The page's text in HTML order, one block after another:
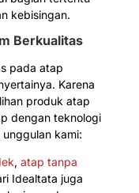
kebisingan.
Berkualitas
pada atap
Karena
produk atap
dengan teknologi
kami:
, atap tanpa
Idealtata juga